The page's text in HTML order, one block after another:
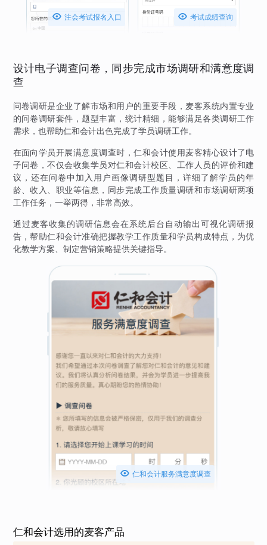
 注会考试报名入口  考试成绩查询
设计电子调查问卷，同步完成市场调研和满意度调
查
问卷调研是企业了解市场和用户的重要手段，麦客系统内置专业
的问卷调研套件，题型丰富，统计精细，能够满足各类调研工作
需求，也帮助仁和会计出色完成了学员调研工作。
在面向学员开展满意度调查时，仁和会计使用麦客精心设计了电
子问卷，不仅会收集学员对仁和会计校区、工作人员的评价和建
议，还在问卷中加入用户画像调研型题目，详细了解学员的年
龄、收入、职业等信息，同步完成工作质量调研和市场调研两项
工作任务，一举两得，非常高效。
通过麦客收集的调研信息会在系统后台自动输出可视化调研报
告，帮助仁和会计准确把握教学工作质量和学员构成特点，为优
化教学方案、制定营销策略提供关键指导。
 仁和会计服务满意度调查
仁和会计选用的麦客产品